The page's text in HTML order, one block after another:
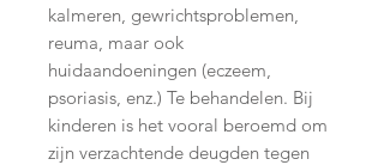
kalmeren, gewrichtsproblemen,
reuma, maar ook
huidaandoeningen (eczeem,
psoriasis, enz.) Te behandelen. Bij
kinderen is het vooral beroemd om
zijn verzachtende deugden tegen